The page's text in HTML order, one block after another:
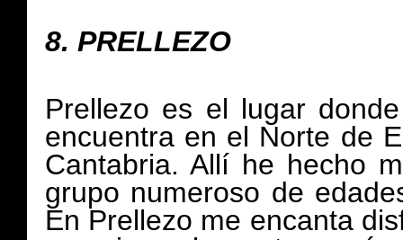
8. PRELLEZO
Prellezo es el lugar
encuentra en el Norte de
Cantabria. Allí he hecho
grupo numeroso de
En Prellezo me encanta